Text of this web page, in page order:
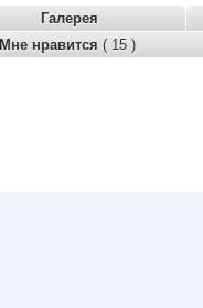
Галерея
Мне нравится ( 15 )